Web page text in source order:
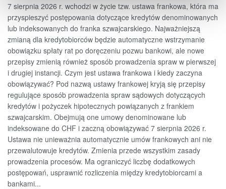
7 sierpnia 2026 r. wchodzi w życie tzw. ustawa frankowa, która ma
przyspieszyć postępowania dotyczące kredytów denominowanych
lub indeksowanych do franka szwajcarskiego. Najważniejszą
zmianą dla kredytobiorców będzie automatyczne wstrzymanie
obowiązku spłaty rat po doręczeniu pozwu bankowi, ale nowe
przepisy zmienią również sposób prowadzenia spraw w pierwszej
i drugiej instancji. Czym jest ustawa frankowa i kiedy zaczyna
obowiązywać? Pod nazwą ustawy frankowej kryją się przepisy
regulujące sposób prowadzenia spraw sądowych dotyczących
kredytów i pożyczek hipotecznych powiązanych z frankiem
szwajcarskim. Obejmują one umowy denominowane lub
indeksowane do CHF i zaczną obowiązywać 7 sierpnia 2026 r.
Ustawa nie unieważnia automatycznie umów frankowych ani nie
przewalutowuje kredytów. Zmienia przede wszystkim zasady
prowadzenia procesów. Ma ograniczyć liczbę dodatkowych
postępowań, usprawnić rozliczenia między kredytobiorcami a
bankami...